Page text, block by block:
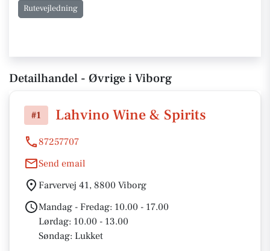
Rutevejledning
Detailhandel - Øvrige i Viborg
#1 Lahvino Wine & Spirits
87257707
Send email
Farvervej 41, 8800 Viborg
Mandag - Fredag: 10.00 - 17.00
Lørdag: 10.00 - 13.00
Søndag: Lukket